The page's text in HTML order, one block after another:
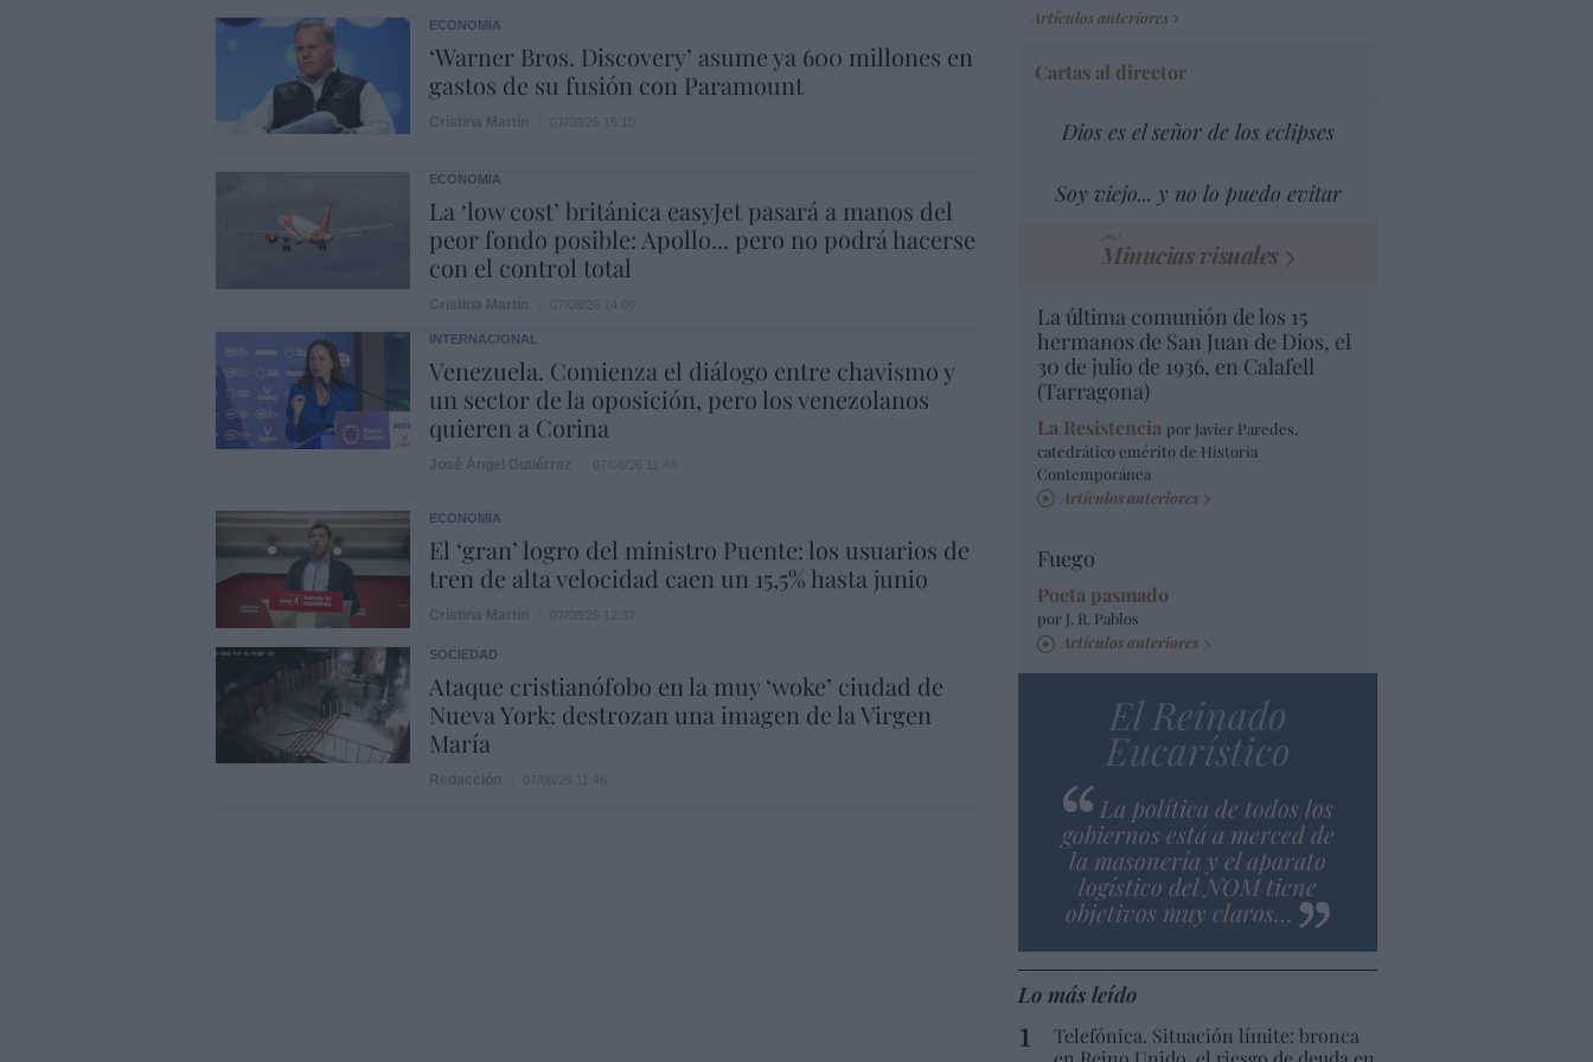
ECONOMÍA
‘Warner Bros. Discovery’ asume ya 600 millones en
gastos de su fusión con Paramount
ECONOMÍA
La ‘low cost’ británica easyJet pasará a manos del
peor fondo posible: Apollo... pero no podrá hacerse
con el control total
INTERNACIONAL
Venezuela. Comienza el diálogo entre chavismo y
un sector de la oposición, pero los venezolanos
quieren a Corina
ECONOMÍA
El ‘gran’ logro del ministro Puente: los usuarios de
tren de alta velocidad caen un 15,5% hasta junio
SOCIEDAD
Ataque cristianófobo en la muy ‘woke’ ciudad de
Nueva York: destrozan una imagen de la Virgen
María
Artículos anteriores
Cartas al director
Dios es el señor de los eclipses
Soy viejo... y no lo puedo evitar
Minucias visuales
La última comunión de los 15
hermanos de San Juan de Dios, el
30 de julio de 1936, en Calafell
(Tarragona)
La Resistencia por Javier Paredes,
catedrático emérito de Historia
Contemporánea
Artículos anteriores
Fuego
Poeta pasmado
por J. R. Pablos
Artículos anteriores
El Reinado
Eucarístico
La política de todos los
gobiernos está a merced de
la masonería y el aparato
logístico del NOM tiene
objetivos muy claros…
Lo más leído
Telefónica. Situación límite: bronca